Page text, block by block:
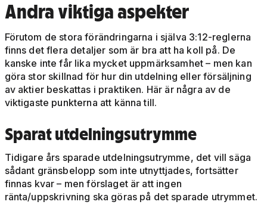
Andra viktiga aspekter
Förutom de stora förändringarna i själva 3:12-reglerna
finns det flera detaljer som är bra att ha koll på. De
kanske inte får lika mycket uppmärksamhet – men kan
göra stor skillnad för hur din utdelning eller försäljning
av aktier beskattas i praktiken. Här är några av de
viktigaste punkterna att känna till.
Sparat utdelningsutrymme
Tidigare års sparade utdelningsutrymme, det vill säga
sådant gränsbelopp som inte utnyttjades, fortsätter
finnas kvar – men förslaget är att ingen
ränta/uppskrivning ska göras på det sparade utrymmet.